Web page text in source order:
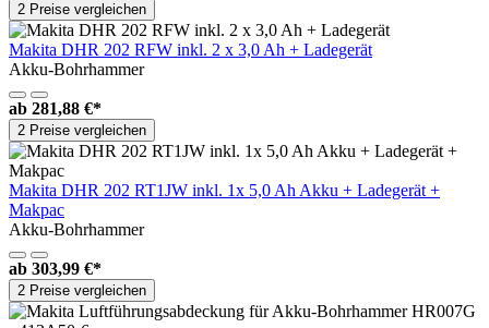
2 Preise vergleichen
Makita DHR 202 RFW inkl. 2 x 3,0 Ah + Ladegerät
Akku-Bohrhammer
ab 281,88 €*
2 Preise vergleichen
Makita DHR 202 RT1JW inkl. 1x 5,0 Ah Akku + Ladegerät +
Makpac
Akku-Bohrhammer
ab 303,99 €*
2 Preise vergleichen